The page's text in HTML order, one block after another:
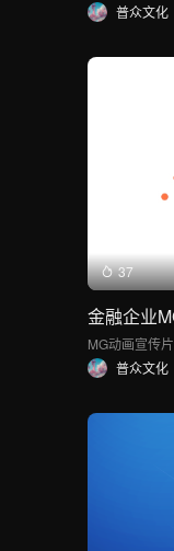
普众文化
37
金融企业
MG动画宣传片
普众文化